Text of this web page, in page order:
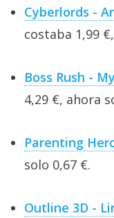
Cyberlords -
costaba 1,99
Boss Rush -
4,29 €, ahora
Parenting
solo 0,67 €.
Outline 3D -